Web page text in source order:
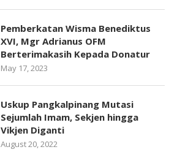
Pemberkatan Wisma Benediktus
XVI, Mgr Adrianus OFM
Berterimakasih Kepada Donatur
May 17, 2023
Uskup Pangkalpinang Mutasi
Sejumlah Imam, Sekjen hingga
Vikjen Diganti
August 20, 2022